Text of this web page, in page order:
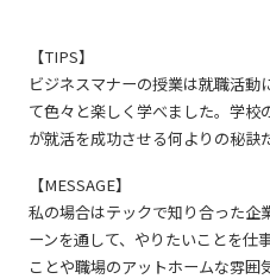
【TIPS】
ビジネスマナーの授業は就職活
て色々と楽しく学べました。学校
が就活を成功させる何よりの秘訣
【MESSAGE】
私の場合はテックで知り合った企
ーンを通して、やりたいことを仕
ことや職場のアットホームな雰